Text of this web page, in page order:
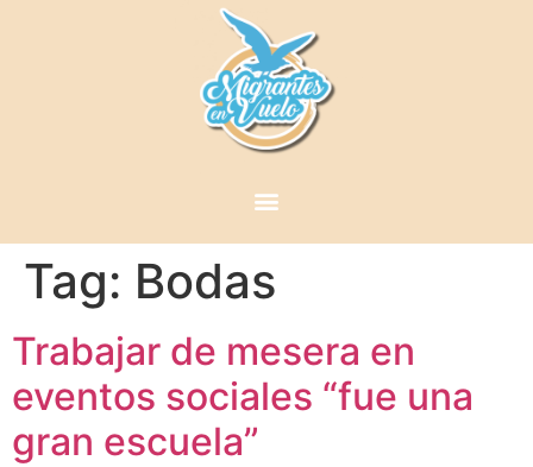
Tag: Bodas
Trabajar de mesera en
eventos sociales “fue una
gran escuela”